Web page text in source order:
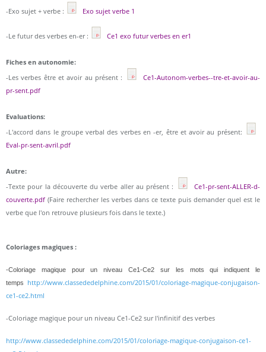
-Exo sujet + verbe : Exo sujet verbe 1
-Le futur des verbes en-er : Ce1 exo futur verbes en er1
Fiches en autonomie:
-Les verbes être et avoir au présent :
Ce1-Autonom-verbes--tre-et-avoir-au-
pr-sent.pdf
Evaluations:
-L'accord dans le groupe verbal des verbes en -er, être et avoir au présent:
Eval-pr-sent-avril.pdf
Autre:
-Texte pour la découverte du verbe aller au présent :
Ce1-pr-sent-ALLER-d-
couverte.pdf (Faire rechercher les verbes dans ce texte puis demander quel est le
verbe que l'on retrouve plusieurs fois dans le texte.)
Coloriages magiques :
-Coloriage magique pour un niveau Ce1-Ce2 sur les mots qui indiquent le
temps http://www.classededelphine.com/2015/01/coloriage-magique-conjugaison-
ce1-ce2.html
-Coloriage magique pour un niveau Ce1-Ce2 sur l'infinitif des verbes
http://www.classededelphine.com/2015/01/coloriage-magique-conjugaison-ce1-